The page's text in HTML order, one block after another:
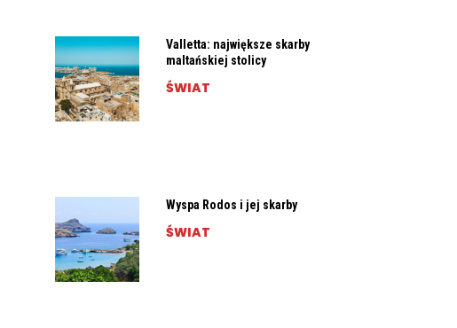
Valletta: największe skarby
maltańskiej stolicy
ŚWIAT
Wyspa Rodos i jej skarby
ŚWIAT